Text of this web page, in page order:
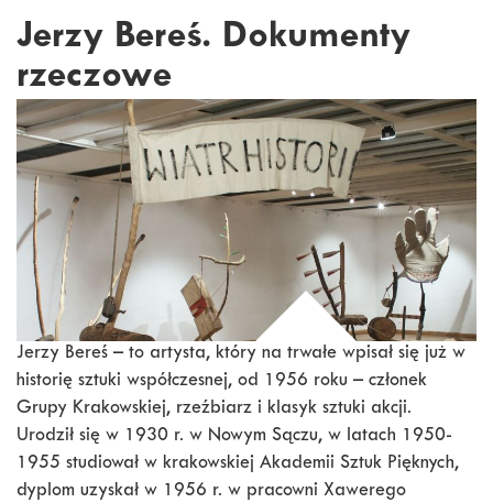
Jerzy Bereś. Dokumenty
rzeczowe
Jerzy Bereś – to artysta, który na trwałe wpisał się już w
historię sztuki współczesnej, od 1956 roku – członek
Grupy Krakowskiej, rzeźbiarz i klasyk sztuki akcji.
Urodził się w 1930 r. w Nowym Sączu, w latach 1950-
1955 studiował w krakowskiej Akademii Sztuk Pięknych,
dyplom uzyskał w 1956 r. w pracowni Xawerego